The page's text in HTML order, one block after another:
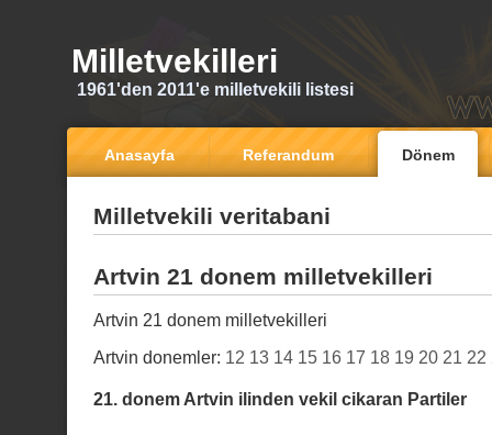
Milletvekilleri
1961'den 2011'e milletvekili listesi
Anasayfa Referandum Dönem
Milletvekili veritabani
Artvin 21 donem milletvekilleri
Artvin 21 donem milletvekilleri
Artvin donemler: 12 13 14 15 16 17 18 19 20 21 22
21. donem Artvin ilinden vekil cikaran Partiler